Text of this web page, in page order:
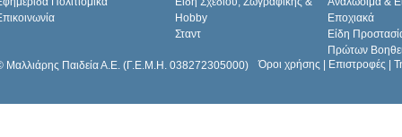
Hobby
Εποχιακά
Σταντ
Είδη
Πρώτων
Μαλλιάρης Παιδεία Α.Ε. (Γ.Ε.Μ.Η. 038272305000)
Όροι χρήσης Επιστροφές